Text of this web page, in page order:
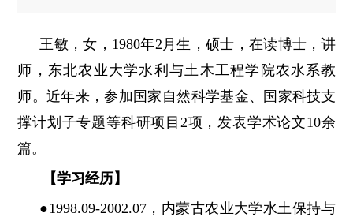
王敏，女，1980年2月生，硕士，在读博士，讲
师，东北农业大学水利与土木工程学院农水系教
师。近年来，参加国家自然科学基金、国家科技支
撑计划子专题等科研项目2项，发表学术论文10余
篇。
【学习经历】
●1998.09-2002.07，内蒙古农业大学水土保持与